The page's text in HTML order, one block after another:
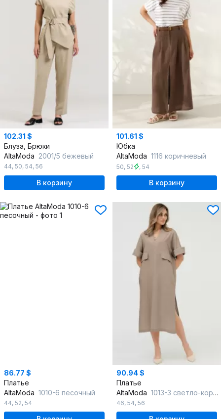
102.31 $
Блуза, Брюки
AltaModa 2001/5 бежевый
44, 50, 54, 56
В корзину
101.61 $
Юбка
AltaModa 1116 коричневый
50, 52 , 54
В корзину
86.77 $
Платье
AltaModa 1010-6 песочный
44, 52, 54
90.94 $
Платье
AltaModa 1013-3 светло-коричневый
46, 54, 56